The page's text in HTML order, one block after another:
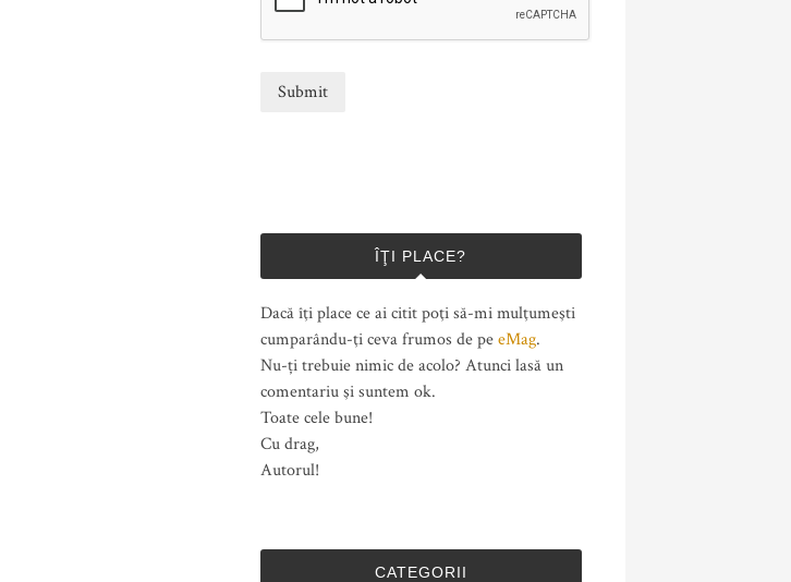
ÎŢI PLACE?
Dacă îţi place ce ai citit poţi să-mi mulţumeşti
cumparându-ţi ceva frumos de peeMag.
Nu-ți trebuie nimic de acolo? Atunci lasă un
comentariu şi suntem ok.
Toate cele bune!
Cu drag,
Autorul!
CATEGORII